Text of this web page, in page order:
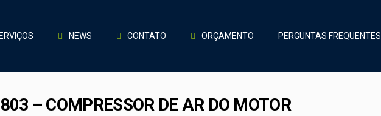
NEWS CONTATO ORÇAMENTO PERGUNTAS FREQUENTES
– COMPRESSOR DE AR DO MOTOR